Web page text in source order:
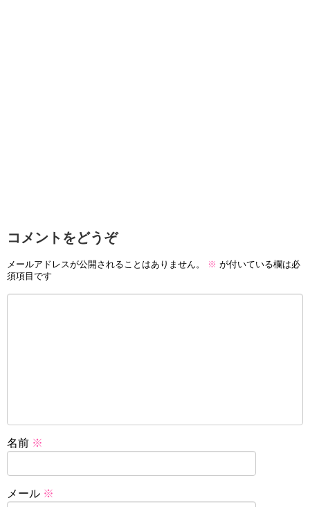
コメントをどうぞ
メールアドレスが公開されることはありません。 ※ が付いている欄は必
須項目です
名前 ※
メール ※